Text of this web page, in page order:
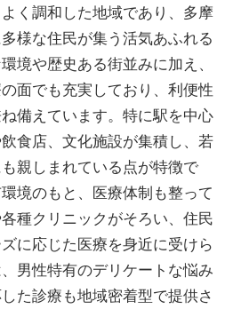
く調和した地域であり、多摩
様な住民が集う活気あふれる
境や歴史ある街並みに加え、
面でも充実しており、利便性
備えています。特に駅を中心
食店、文化施設が集積し、若
親しまれている点が特徴で
境のもと、医療体制も整って
種クリニックがそろい、住民
に応じた医療を身近に受けら
男性特有のデリケートな悩み
た診療も地域密着型で提供さ